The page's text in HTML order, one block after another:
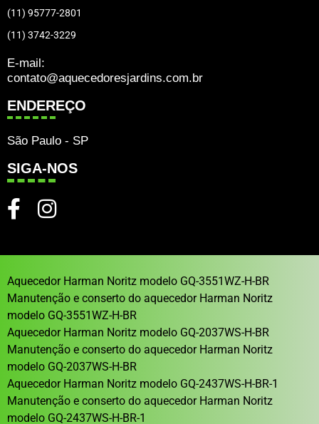
(11) 95777-2801
(11) 3742-3229
E-mail:
contato@aquecedoresjardins.com.br
ENDEREÇO
São Paulo - SP
SIGA-NOS
Aquecedor Harman Noritz modelo GQ-3551WZ-H-BR
Manutenção e conserto do aquecedor Harman Noritz
modelo GQ-3551WZ-H-BR
Aquecedor Harman Noritz modelo GQ-2037WS-H-BR
Manutenção e conserto do aquecedor Harman Noritz
modelo GQ-2037WS-H-BR
Aquecedor Harman Noritz modelo GQ-2437WS-H-BR-1
Manutenção e conserto do aquecedor Harman Noritz
modelo GQ-2437WS-H-BR-1